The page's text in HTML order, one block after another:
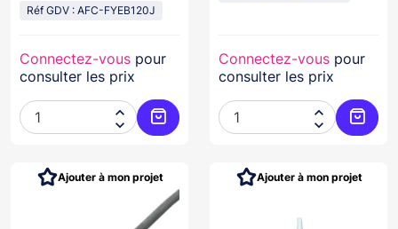
Réf GDV : AFC-FYEB120J
Connectez-vous pour
consulter les prix


Ajouter au panier
Connectez-vous pour
consulter les prix


Ajouter à mon projet Ajouter à mon projet